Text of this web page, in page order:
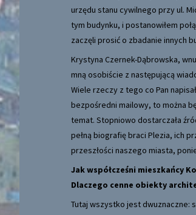
urzędu stanu cywilnego przy ul.
tym budynku, i postanowiłem
zaczęli prosić o zbadanie innych
Krystyna Czernek-Dąbrowska,
mną osobiście z następującą
Wiele rzeczy z tego co Pan
bezpośredni mailowy, to można
temat. Stopniowo dostarczała
pełną biografię braci Plezia, ich
przeszłości naszego miasta,
Jak współcześni mieszkańcy
Dlaczego cenne obiekty
Tutaj wszystko jest dwuznaczne: